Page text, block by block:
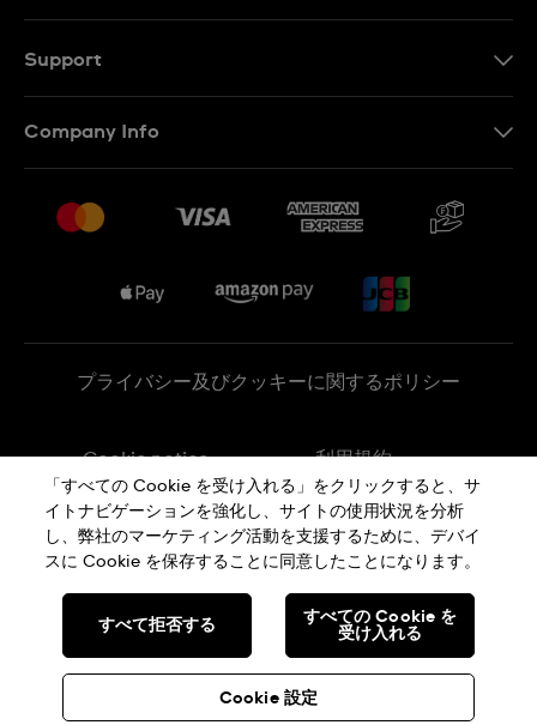
Support
販売契約条件
Company Info
Swatchで働く
プライバシー及びクッキーに関するポリシー
Cookie notice 利用規約
特定商取引に関する法律に基づく表示
SWISS MADE
© SWATCH AG 2026. 無断複写・転載を禁じます。: SWISS WATCHES
「すべての Cookie を受け入れる」をクリックすると、サ
イトナビゲーションを強化し、サイトの使用状況を分析
し、弊社のマーケティング活動を支援するために、デバイ
スに Cookie を保存することに同意したことになります。
Cookie 設定
すべて拒否する
すべての Cookie を
受け入れる